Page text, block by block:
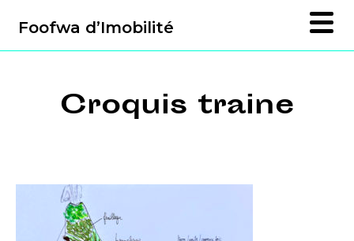
Foofwa d’Imobilité
Croquis traine